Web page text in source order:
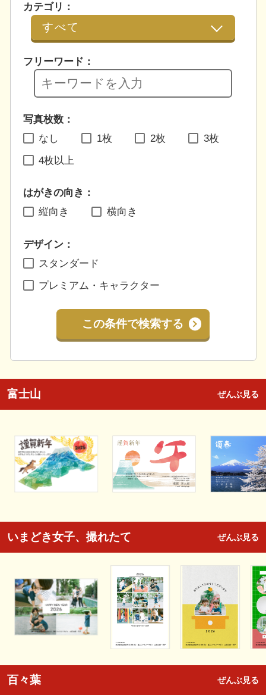
カテゴリ：
フリーワード：
写真枚数：
なし
1枚 2枚 3枚
4枚以上
はがきの向き：
縦向き
横向き
デザイン：
スタンダード
プレミアム・キャラクター
この条件で検索する
富士山 ぜんぶ見る
いまどき女子、撮れたて ぜんぶ見る
百々葉 ぜんぶ見る